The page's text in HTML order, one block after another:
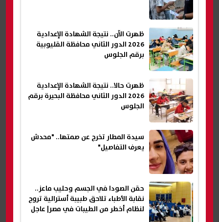
ظهرت الآن.. نتيجة الشهادة الإعدادية
2026 الدور الثاني محافظة القليوبية
برقم الجلوس
ظهرت حالا.. نتيجة الشهادة الإعدادية
2026 الدور الثاني محافظة البحيرة برقم
الجلوس
سيدة المطار تخرج عن صمتها.. "محدش
يعرف التفاصيل"
حقن الصودا في الجسم وحليب ماعز..
نقابة الأطباء تلاحق طبيبة أسترالية تروج
لنظام أخطر من الطيبات في مصر| عاجل